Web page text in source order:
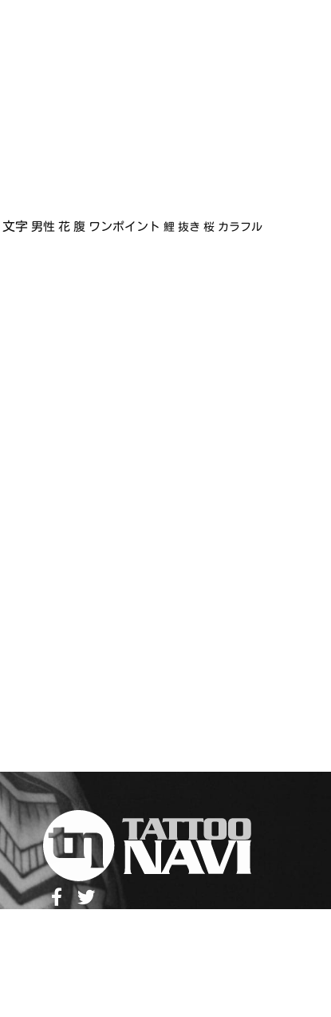
文字 男性 花 腹 ワンポイント 鯉 抜き 桜 カラフル